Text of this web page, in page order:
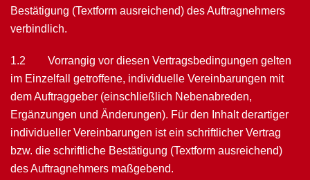
Bestätigung (Textform ausreichend) des Auftragnehmers
verbindlich.
1.2 Vorrangig vor diesen Vertragsbedingungen gelten
im Einzelfall getroffene, individuelle Vereinbarungen mit
dem Auftraggeber (einschließlich Nebenabreden,
Ergänzungen und Änderungen). Für den Inhalt derartiger
individueller Vereinbarungen ist ein schriftlicher Vertrag
bzw. die schriftliche Bestätigung (Textform ausreichend)
des Auftragnehmers maß­gebend.